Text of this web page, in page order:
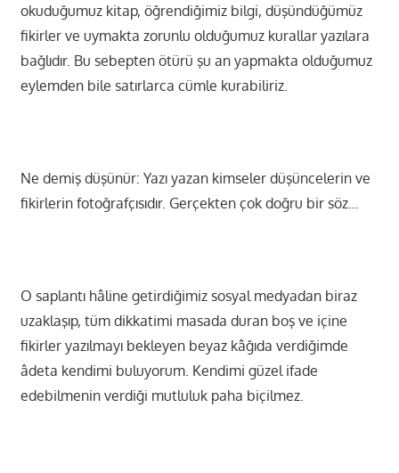
okuduğumuz kitap, öğrendiğimiz bilgi, düşündüğümüz
fikirler ve uymakta zorunlu olduğumuz kurallar yazılara
bağlıdır. Bu sebepten ötürü şu an yapmakta olduğumuz
eylemden bile satırlarca cümle kurabiliriz.
Ne demiş düşünür: Yazı yazan kimseler düşüncelerin ve
fikirlerin fotoğrafçısıdır. Gerçekten çok doğru bir söz…
O saplantı hâline getirdiğimiz sosyal medyadan biraz
uzaklaşıp, tüm dikkatimi masada duran boş ve içine
fikirler yazılmayı bekleyen beyaz kâğıda verdiğimde
âdeta kendimi buluyorum. Kendimi güzel ifade
edebilmenin verdiği mutluluk paha biçilmez.